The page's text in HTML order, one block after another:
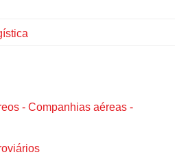
- Companhias aéreas -